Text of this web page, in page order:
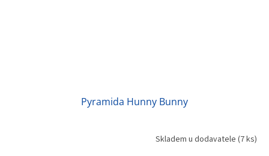
Pyramida Hunny Bunny
Skladem u dodavatele (7 ks)